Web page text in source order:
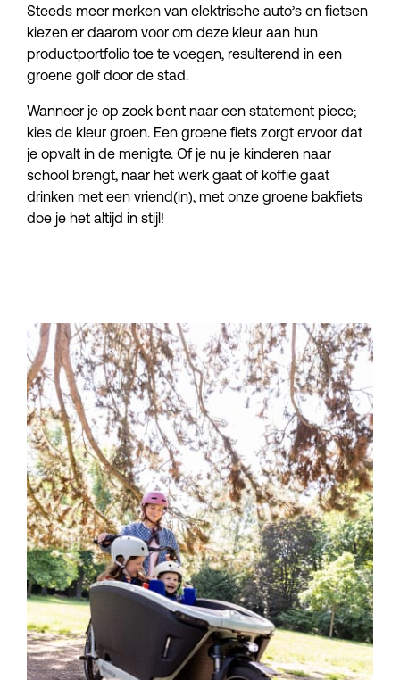
Steeds meer merken van elektrische auto’s en fietsen
kiezen er daarom voor om deze kleur aan hun
productportfolio toe te voegen, resulterend in een
groene golf door de stad.
Wanneer je op zoek bent naar een statement piece;
kies de kleur groen. Een groene fiets zorgt ervoor dat
je opvalt in de menigte. Of je nu je kinderen naar
school brengt, naar het werk gaat of koffie gaat
drinken met een vriend(in), met onze groene bakfiets
doe je het altijd in stijl!